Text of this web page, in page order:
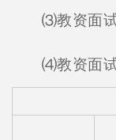
⑶教资面
⑷教资面